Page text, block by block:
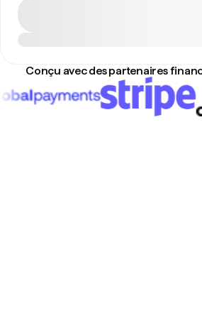
Conçu avec des partenaires